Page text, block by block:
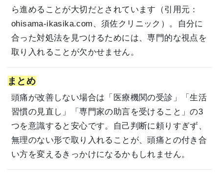
ら進めることが大切だとされています（引用元：
ohisama-ikasika.com 、須佐クリニック ）。自分に
合った対処法を見つけるためには、専門的な視点を
取り入れることが欠かせません。
まとめ
頭痛が改善しない場合は「医療機関の受診」「生活
習慣の見直し」「専門家の助言を受けること」の3
つを意識すると安心です。自己判断に頼りすぎず、
無理のない形で取り入れることが、頭痛との付き合
い方を変えるきっかけになるかもしれません。